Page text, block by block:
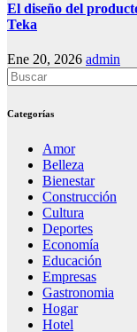
El diseño del
Teka
Ene 20, 2026 admin
Categorías
Amor
Belleza
Bienestar
Construcción
Cultura
Deportes
Economía
Educación
Empresas
Gastronomia
Hogar
Hotel